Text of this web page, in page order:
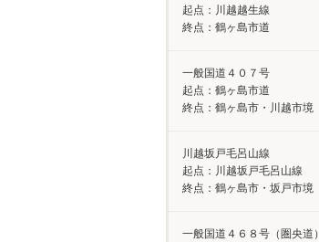
起点：川越越生線
終点：鶴ヶ島市道
一般国道４０７号
起点：鶴ヶ島市道
終点：鶴ヶ島市・川越市境
川越坂戸毛呂山線
起点：川越坂戸毛呂山線
終点：鶴ヶ島市・坂戸市境
一般国道４６８号（圏央道）